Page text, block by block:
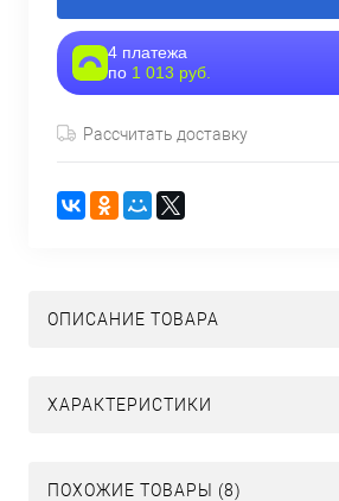
4 платежа
по 1 013 руб.
Рассчитать доставку
ОПИСАНИЕ ТОВАРА
ХАРАКТЕРИСТИКИ
ПОХОЖИЕ ТОВАРЫ (8)